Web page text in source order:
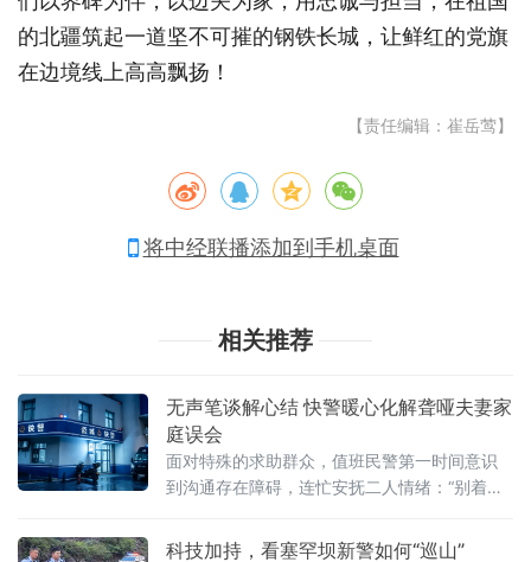
的北疆筑起一道坚不可摧的钢铁长城，让鲜红的党旗
在边境线上高高飘扬！
【责任编辑：崔岳莺】
将中经联播添加到手机桌面
相关推荐
无声笔谈解心结 快警暖心化解聋哑夫妻家
庭误会
面对特殊的求助群众，值班民警第一时间意识
到沟通存在障碍，连忙安抚二人情绪：“别着
纸笔，俯下身
科技加持，看塞罕坝新警如何“巡山”